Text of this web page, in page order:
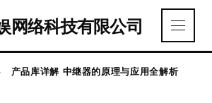
网络科技有限公司
产品库详解 中继器的原理与应用全解析